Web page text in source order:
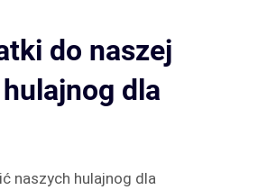
do naszej
dla
naszych hulajnog dla